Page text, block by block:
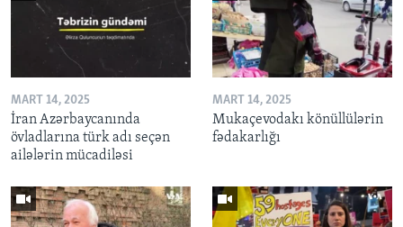
MART 14, 2025
İran Azərbaycanında
övladlarına türk adı seçən
ailələrin mücadiləsi
MART 14, 2025
Mukaçevodakı könüllülərin
fədakarlığı